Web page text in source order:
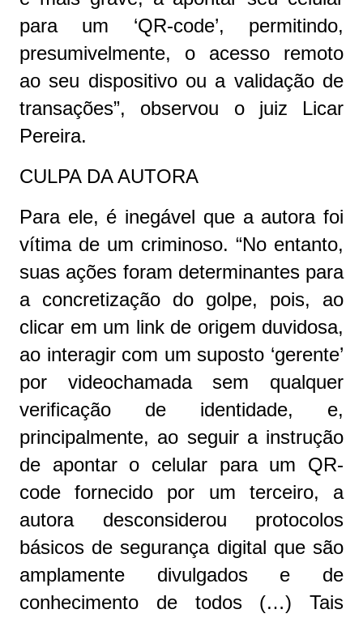
para um ‘QR-code’, permitindo,
presumivelmente, o acesso remoto
ao seu dispositivo ou a validação de
transações”, observou o juiz Licar
Pereira.
CULPA DA AUTORA
Para ele, é inegável que a autora foi
vítima de um criminoso. “No entanto,
suas ações foram determinantes para
a concretização do golpe, pois, ao
clicar em um link de origem duvidosa,
ao interagir com um suposto ‘gerente’
por videochamada sem qualquer
verificação de identidade, e,
principalmente, ao seguir a instrução
de apontar o celular para um QR-
code fornecido por um terceiro, a
autora desconsiderou protocolos
básicos de segurança digital que são
amplamente divulgados e de
conhecimento de todos (…) Tais